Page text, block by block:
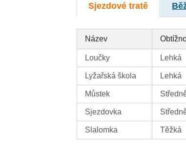
Sjezdové tratě
Název
Loučky Lehká
Lyžařská škola Lehká
Můstek
Sjezdovka
Slalomka Těžká